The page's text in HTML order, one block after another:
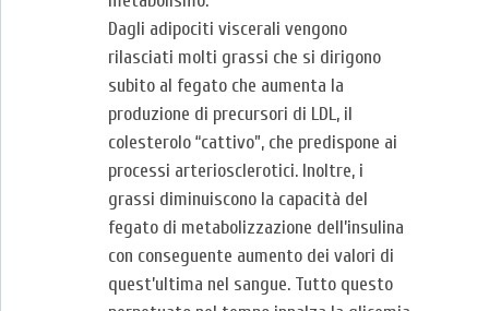
Dagli adipociti viscerali vengono
rilasciati molti grassi che si dirigono
subito al fegato che aumenta la
produzione di precursori di LDL, il
colesterolo “cattivo”, che predispone ai
processi arteriosclerotici. Inoltre, i
grassi diminuiscono la capacità del
fegato di metabolizzazione dell’insulina
con conseguente aumento dei valori di
quest’ultima nel sangue. Tutto questo